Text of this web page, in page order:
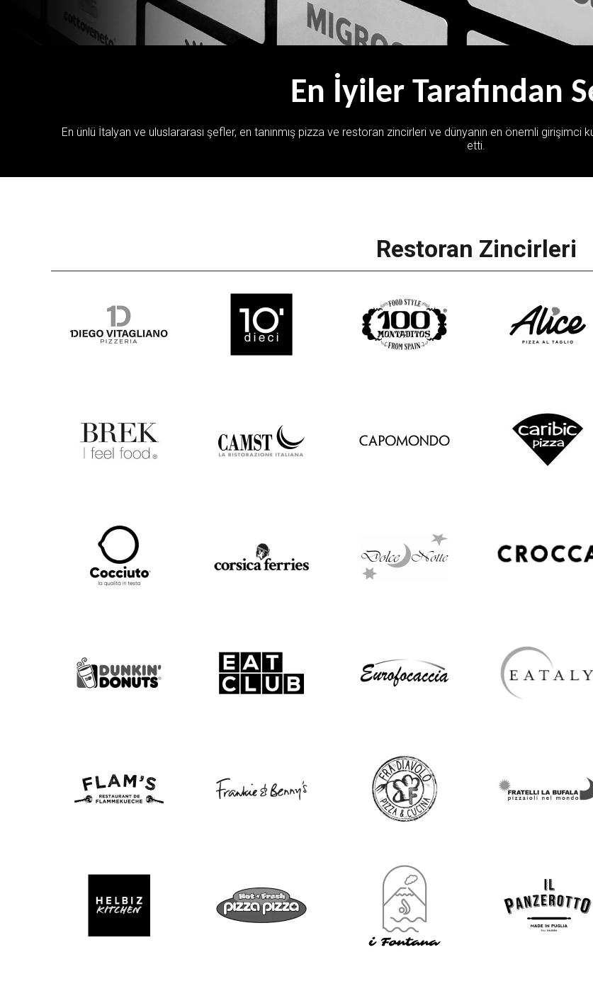
En İyiler Tarafından
En ünlü İtalyan ve uluslararası şefler, en tanınmış pizza ve restoran zincirleri ve dünyanın en önemli
etti.
Restoran Zincirleri